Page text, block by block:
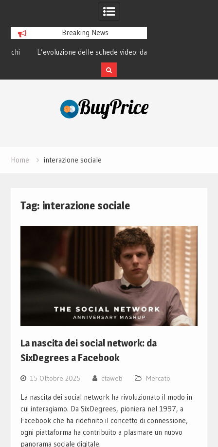
Breaking News
L’evoluzione delle schede video: dai
pixel al Ray Tracing moderno
Home interazione sociale
Tag: interazione sociale
La nascita dei social network: da
SixDegrees a Facebook
15 Ottobre 2025 ctaweb Mercato
La nascita dei social network ha rivoluzionato il modo in
cui interagiamo. Da SixDegrees, pioniera nel 1997, a
Facebook che ha ridefinito il concetto di connessione,
ogni piattaforma ha contribuito a plasmare un nuovo
panorama sociale digitale.